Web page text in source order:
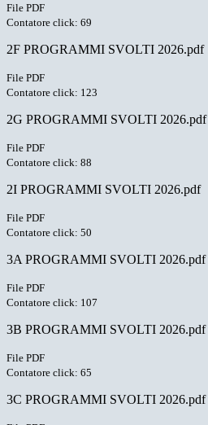
File PDF
Contatore click: 69
2F PROGRAMMI SVOLTI 2026.pdf
File PDF
Contatore click: 123
2G PROGRAMMI SVOLTI 2026.pdf
File PDF
Contatore click: 88
2I PROGRAMMI SVOLTI 2026.pdf
File PDF
Contatore click: 50
3A PROGRAMMI SVOLTI 2026.pdf
File PDF
Contatore click: 107
3B PROGRAMMI SVOLTI 2026.pdf
File PDF
Contatore click: 65
3C PROGRAMMI SVOLTI 2026.pdf